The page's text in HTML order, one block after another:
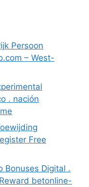
Persoon
– West-
. nación
Free
Bonuses Digital .
betonline-